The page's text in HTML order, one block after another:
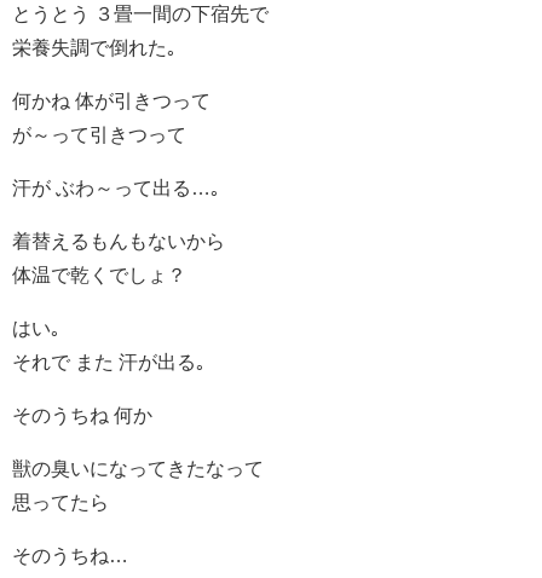
とうとう ３畳一間の下宿先で
栄養失調で倒れた｡
何かね 体が引きつって
が～って引きつって
汗が ぶわ～って出る…｡
着替えるもんもないから
体温で乾くでしょ？
はい｡
それで また 汗が出る｡
そのうちね 何か
獣の臭いになってきたなって
思ってたら
そのうちね…